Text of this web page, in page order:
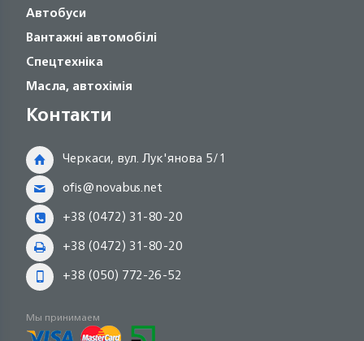
Автобуси
Вантажні автомобілі
Спецтехніка
Масла, автохімія
Контакти
Черкаси, вул. Лук'янова 5/1
ofis@novabus.net
+38 (0472) 31-80-20
+38 (0472) 31-80-20
+38 (050) 772-26-52
Мы принимаем